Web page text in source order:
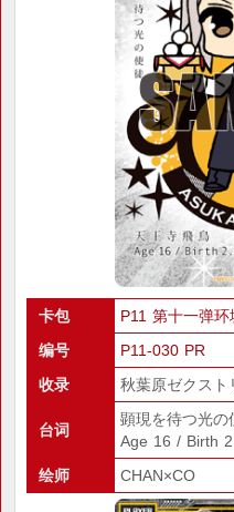
卡包
P11 第十一弹环
编号
P11-030 PR
收录
秋葉原ゼクス
台词
顕現を待つ光の
Age 16 / Birth
绘师
CHAN×CO